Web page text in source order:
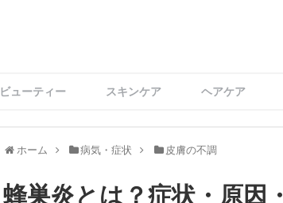
ビューティー スキンケア ヘアケア
ホーム 病気・症状 皮膚の不調
蜂巣炎とは？症状・原因